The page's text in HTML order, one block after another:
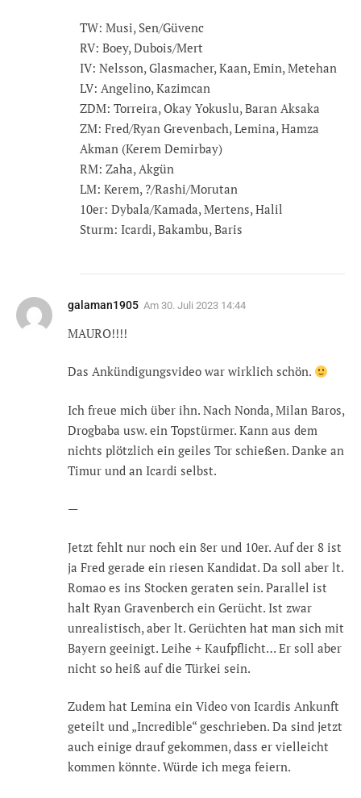
TW: Musi, Sen/Güvenc
RV: Boey, Dubois/Mert
IV: Nelsson, Glasmacher, Kaan, Emin, Metehan
LV: Angelino, Kazimcan
ZDM: Torreira, Okay Yokuslu, Baran Aksaka
ZM: Fred/Ryan Grevenbach, Lemina, Hamza
Akman (Kerem Demirbay)
RM: Zaha, Akgün
LM: Kerem, ?/Rashi/Morutan
10er: Dybala/Kamada, Mertens, Halil
Sturm: Icardi, Bakambu, Baris
galaman1905 Am 30. Juli 2023 14:44
MAURO!!!!
Das Ankündigungsvideo war wirklich schön.
Ich freue mich über ihn. Nach Nonda, Milan Baros,
Drogbaba usw. ein Topstürmer. Kann aus dem
nichts plötzlich ein geiles Tor schießen. Danke an
Timur und an Icardi selbst.
—
Jetzt fehlt nur noch ein 8er und 10er. Auf der 8 ist
ja Fred gerade ein riesen Kandidat. Da soll aber lt.
Romao es ins Stocken geraten sein. Parallel ist
halt Ryan Gravenberch ein Gerücht. Ist zwar
unrealistisch, aber lt. Gerüchten hat man sich mit
Bayern geeinigt. Leihe + Kaufpflicht… Er soll aber
nicht so heiß auf die Türkei sein.
Zudem hat Lemina ein Video von Icardis Ankunft
geteilt und „Incredible“ geschrieben. Da sind jetzt
auch einige drauf gekommen, dass er vielleicht
kommen könnte. Würde ich mega feiern.